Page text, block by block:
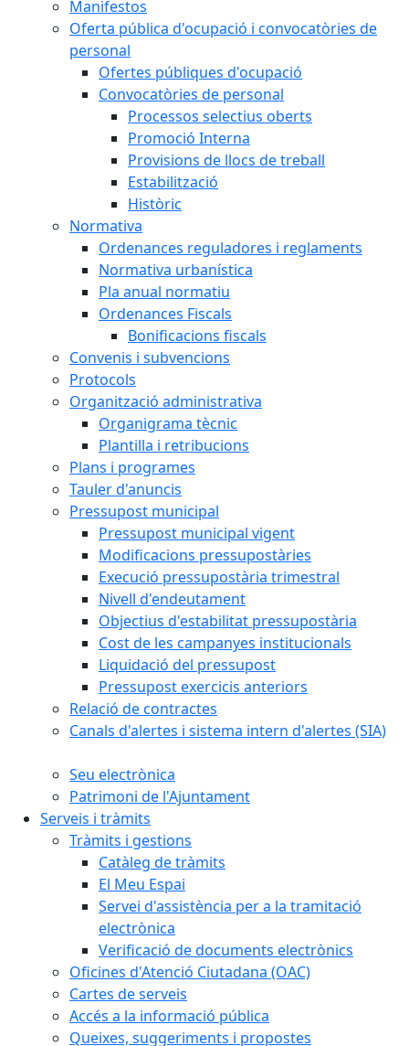
Manifestos
Oferta pública d'ocupació i convocatòries de
personal
Ofertes públiques d'ocupació
Convocatòries de personal
Processos selectius oberts
Promoció Interna
Provisions de llocs de treball
Estabilització
Històric
Normativa
Ordenances reguladores i reglaments
Normativa urbanística
Pla anual normatiu
Ordenances Fiscals
Bonificacions fiscals
Convenis i subvencions
Protocols
Organització administrativa
Organigrama tècnic
Plantilla i retribucions
Plans i programes
Tauler d'anuncis
Pressupost municipal
Pressupost municipal vigent
Modificacions pressupostàries
Execució pressupostària trimestral
Nivell d'endeutament
Objectius d'estabilitat pressupostària
Cost de les campanyes institucionals
Liquidació del pressupost
Pressupost exercicis anteriors
Relació de contractes
Canals d'alertes i sistema intern d'alertes (SIA)
Seu electrònica
Patrimoni de l'Ajuntament
Serveis i tràmits
Tràmits i gestions
Catàleg de tràmits
El Meu Espai
Servei d'assistència per a la tramitació
electrònica
Verificació de documents electrònics
Oficines d'Atenció Ciutadana (OAC)
Cartes de serveis
Accés a la informació pública
Queixes, suggeriments i propostes